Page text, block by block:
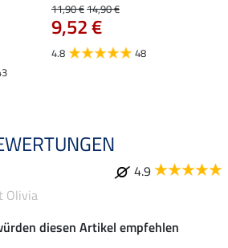
11,90 €14,90 €
9,52 €
4.8 48
4.9
Olivia
diesen Artikel empfehlen